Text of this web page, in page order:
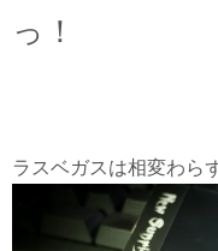
っ！
ラスベガスは相変わら